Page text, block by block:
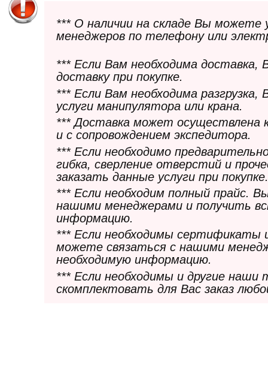
*** О наличии на складе Вы можете
менеджеров по телефону или
*** Если Вам необходима
доставку при покупке.
*** Если Вам необходима
услуги манипулятора или крана.
*** Доставка может осуществлена
и с сопровождением экспедитора.
*** Если необходимо
гибка, сверление отверстий и
заказать данные услуги при покупке.
*** Если необходим полный прайс.
нашими менеджерами и получить
информацию.
*** Если необходимы сертификаты
можете связаться с нашими
необходимую информацию.
*** Если необходимы и другие
скомплектовать для Вас заказ